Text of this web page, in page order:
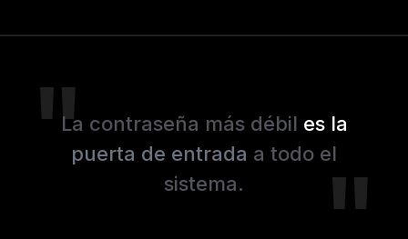
La contraseña más débil es la
puerta de entrada a todo el
sistema.